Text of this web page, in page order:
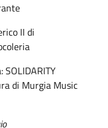
II di
di Murgia Music